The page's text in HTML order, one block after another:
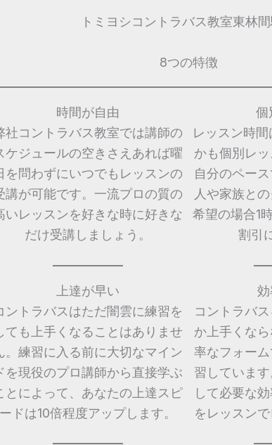
トミヨシコントラバス教室東林
8つの特徴
時間が自由
社コントラバス教室では講師の
ケジュールの空きさえあれば曜
を問わずにいつでもレッスンの
講が可能です。一流プロの質の
いレッスンを好きな時に好きな
だけ受講しましょう。
個
レッスン時
かも個別レ
自分のペー
人や家族と
希望の場合1
割引
上達が早い
ントラバスはただ闇雲に練習を
ても上手くなることはありませ
。練習に入る前に大切なマイン
を現役のプロ講師から直接学ぶ
とによって、あなたの上達スピ
ードは10倍程度アップします。
コントラバ
か上手くな
率なフォー
習していま
して必要な
をレッスンで